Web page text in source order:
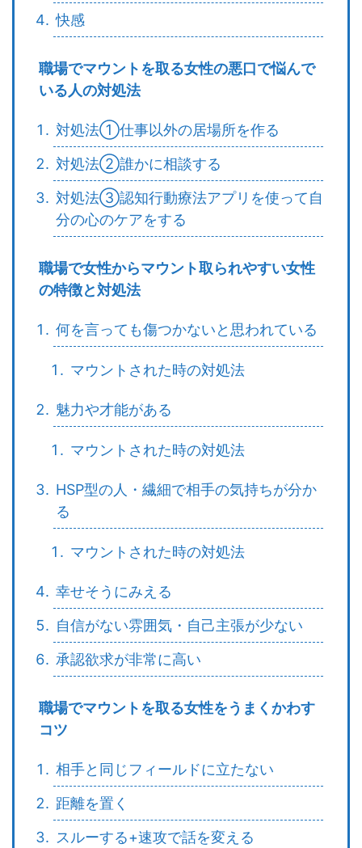
快感
職場でマウントを取る女性の悪口で悩んで
いる人の対処法
対処法①仕事以外の居場所を作る
対処法②誰かに相談する
対処法③認知行動療法アプリを使って自
分の心のケアをする
職場で女性からマウント取られやすい女性
の特徴と対処法
何を言っても傷つかないと思われている
マウントされた時の対処法
魅力や才能がある
マウントされた時の対処法
HSP型の人・繊細で相手の気持ちが分か
る
マウントされた時の対処法
幸せそうにみえる
自信がない雰囲気・自己主張が少ない
承認欲求が非常に高い
職場でマウントを取る女性をうまくかわす
コツ
相手と同じフィールドに立たない
距離を置く
スルーする+速攻で話を変える